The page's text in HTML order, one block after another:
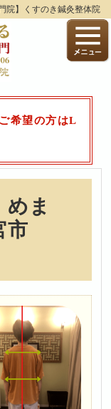
院】くすのき鍼灸整体院
希望の方はL
ま
市